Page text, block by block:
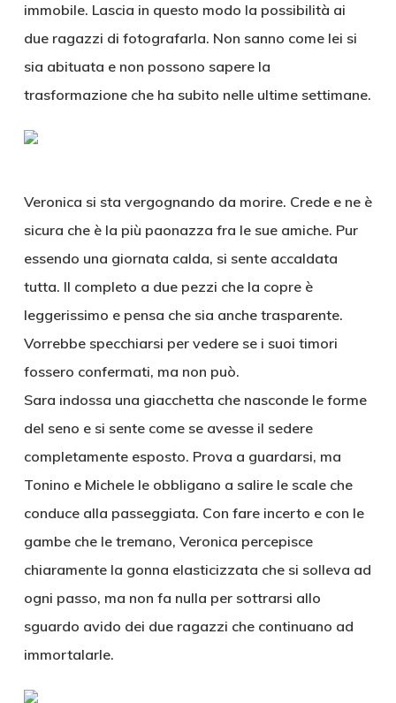
immobile. Lascia in questo modo la possibilità ai
due ragazzi di fotografarla. Non sanno come lei si
sia abituata e non possono sapere la
trasformazione che ha subito nelle ultime settimane.
Veronica si sta vergognando da morire. Crede e ne è
sicura che è la più paonazza fra le sue amiche. Pur
essendo una giornata calda, si sente accaldata
tutta. Il completo a due pezzi che la copre è
leggerissimo e pensa che sia anche trasparente.
Vorrebbe specchiarsi per vedere se i suoi timori
fossero confermati, ma non può.
Sara indossa una giacchetta che nasconde le forme
del seno e si sente come se avesse il sedere
completamente esposto. Prova a guardarsi, ma
Tonino e Michele le obbligano a salire le scale che
conduce alla passeggiata. Con fare incerto e con le
gambe che le tremano, Veronica percepisce
chiaramente la gonna elasticizzata che si solleva ad
ogni passo, ma non fa nulla per sottrarsi allo
sguardo avido dei due ragazzi che continuano ad
immortalarle.